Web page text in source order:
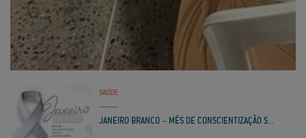
SAÚDE
JANEIRO BRANCO – MÊS DE CONSCIENTIZAÇÃO S...